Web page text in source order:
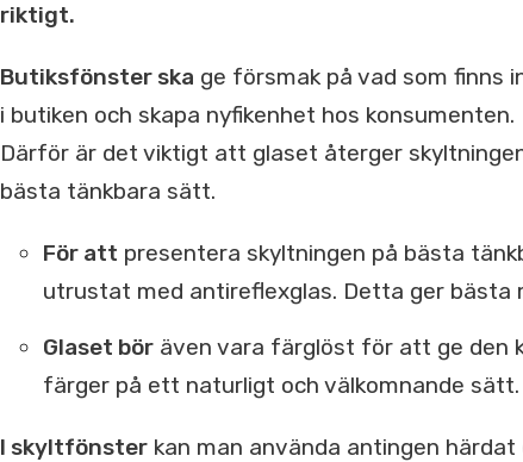
riktigt.
Butiksfönster ska ge försmak på vad som finns
i butiken och skapa nyfikenhet hos konsumenten.
Därför är det viktigt att glaset återger
bästa tänkbara sätt.
För att presentera skyltningen på bästa
utrustat med antireflexglas. Detta ger bästa
Glaset böräven vara färglöst för att ge den
färger på ett naturligt och välkomnande sätt.
I skyltfönsterkan man använda antingen härdat